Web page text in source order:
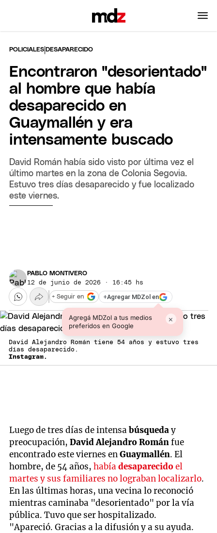
POLICIALES |DESAPARECIDO
Encontraron "desorientado"
al hombre que había
desaparecido en
Guaymallén y era
intensamente buscado
David Román había sido visto por última vez el
último martes en la zona de Colonia Segovia.
Estuvo tres días desaparecido y fue localizado
este viernes.
PABLO MONTIVERO
12 de junio de 2026 · 16:45 hs
+Agregar MDZol en
Agregá MDZol a tus medios
preferidos en Google
×
+ Seguir en
David Alejandro Román tiene 54 años y estuvo tres
días desaparecido.
Instagram.
Luego de tres días de intensabúsqueday
preocupación,David Alejandro Románfue
encontrado este viernes enGuaymallén. El
hombre, de 54 años,habíadesaparecidoel
martes y sus familiares no lograban localizarlo.
En las últimas horas, una vecina lo reconoció
mientras caminaba "desorientado" por la vía
pública. Tuvo que ser hospitalizado.
"Apareció. Gracias a la difusión y a su ayuda.